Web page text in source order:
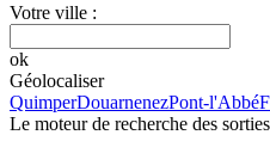
Votre ville :
ok
Géolocaliser
QuimperDouarnenezPont-l'Abbé
Le moteur de recherche des